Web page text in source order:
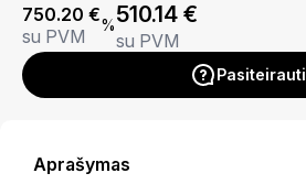
750.20 €
su PVM
%510.14 €
su PVM
Pasiteirauti
Aprašymas